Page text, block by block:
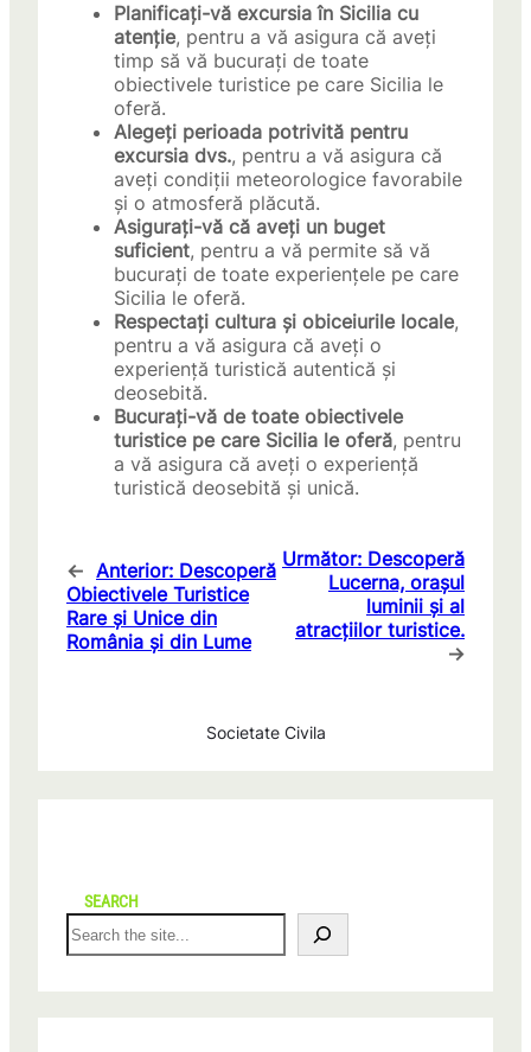
Planificați-vă excursia în Sicilia cu
atenție, pentru a vă asigura că aveți
timp să vă bucurați de toate
obiectivele turistice pe care Sicilia le
oferă.
Alegeți perioada potrivită pentru
excursia dvs., pentru a vă asigura că
aveți condiții meteorologice favorabile
și o atmosferă plăcută.
Asigurați-vă că aveți un buget
suficient, pentru a vă permite să vă
bucurați de toate experiențele pe care
Sicilia le oferă.
Respectați cultura și obiceiurile locale,
pentru a vă asigura că aveți o
experiență turistică autentică și
deosebită.
Bucurați-vă de toate obiectivele
turistice pe care Sicilia le oferă, pentru
a vă asigura că aveți o experiență
turistică deosebită și unică.
← Anterior: Descoperă
Obiectivele Turistice
Rare și Unice din
România și din Lume
Următor: Descoperă
Lucerna, orașul
luminii și al
atracțiilor turistice.
→
Societate Civila
SEARCH
S
e
r
c